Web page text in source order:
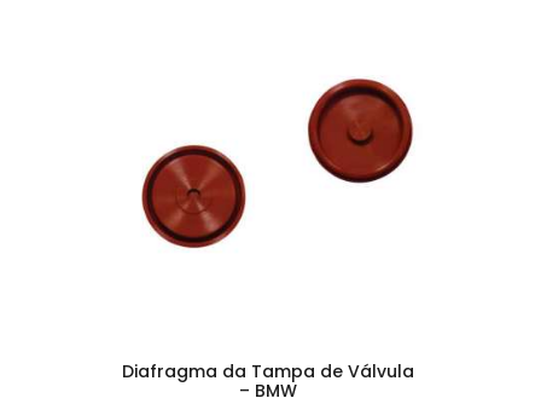
Diafragma da Tampa de Válvula
– BMW